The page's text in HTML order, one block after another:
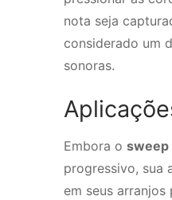
nota seja
considerado um
sonoras.
Embora o sweep
progressivo, sua
em seus